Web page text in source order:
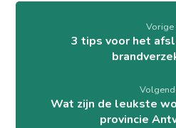
Vorige
3 tips voor het
Wat zijn de leukste
provincie